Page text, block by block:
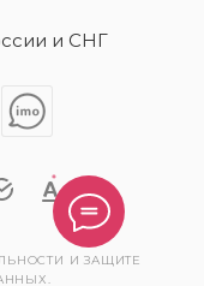
и СНГ
И ЗАЩИТЕ